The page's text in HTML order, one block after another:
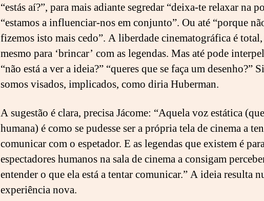
“estás aí?”, para mais adiante segredar “deixa-te relaxar na
“estamos a influenciar-nos em conjunto”. Ou até “porque
fizemos isto mais cedo”. A liberdade cinematográfica é total,
mesmo para ‘brincar’ com as legendas. Mas até pode
“não está a ver a ideia?” “queres que se faça um desenho?”
somos visados, implicados, como diria Huberman.
A sugestão é clara, precisa Jácome: “Aquela voz estática
humana) é como se pudesse ser a própria tela de cinema a
comunicar com o espetador. E as legendas que existem é
espectadores humanos na sala de cinema a consigam
entender o que ela está a tentar comunicar.” A ideia resulta
experiência nova.